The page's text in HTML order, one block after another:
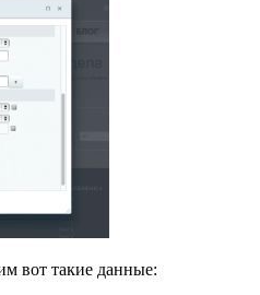
вот такие данные: